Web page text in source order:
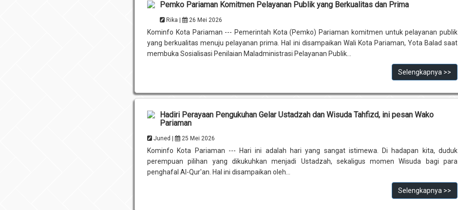
Pemko Pariaman Komitmen Pelayanan Publik yang Berkualitas dan Prima
Rika | 26 Mei 2026
Kominfo Kota Pariaman --- Pemerintah Kota (Pemko) Pariaman komitmen untuk pelayanan publik
yang berkualitas menuju pelayanan prima. Hal ini disampaikan Wali Kota Pariaman, Yota Balad saat
membuka Sosialisasi Penilaian Maladministrasi Pelayanan Publik...
Selengkapnya >>
Hadiri Perayaan Pengukuhan Gelar Ustadzah dan Wisuda Tahfizd, ini pesan Wako
Pariaman
Juned | 25 Mei 2026
Kominfo Kota Pariaman --- Hari ini adalah hari yang sangat istimewa. Di hadapan kita, duduk
perempuan pilihan yang dikukuhkan menjadi Ustadzah, sekaligus momen Wisuda bagi para
penghafal Al-Qur'an. Hal ini disampaikan oleh...
Selengkapnya >>